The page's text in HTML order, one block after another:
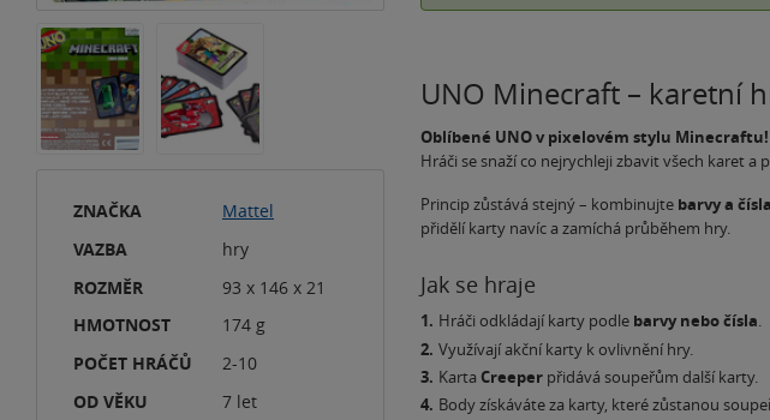
ZNAČKA
Mattel
VAZBA
hry
ROZMĚR
93 x 146 x 21
HMOTNOST
174 g
POČET HRÁČŮ
2-10
OD VĚKU
7 let
UNO Minecraft – karetní
Oblíbené UNO v pixelovém stylu Minecraftu!
Hráči se snaží co nejrychleji zbavit všech karet
Princip zůstává stejný – kombinujte barvy a čísla
přidělí karty navíc a zamíchá průběhem hry.
Jak se hraje
Hráči odkládají karty podle barvy nebo čísla.
Využívají akční karty k ovlivnění hry.
Karta Creeper přidává soupeřům další karty.
Body získáváte za karty, které zůstanou